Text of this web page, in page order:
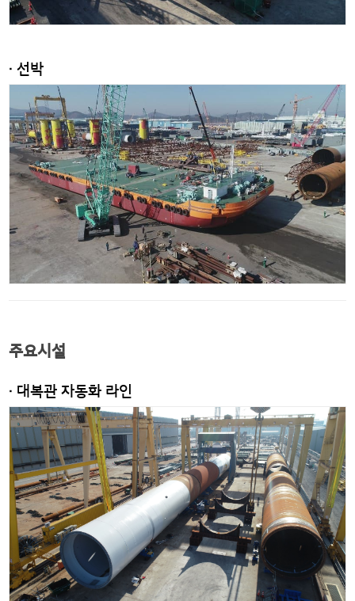
· 선박
주요시설
· 대복관 자동화 라인